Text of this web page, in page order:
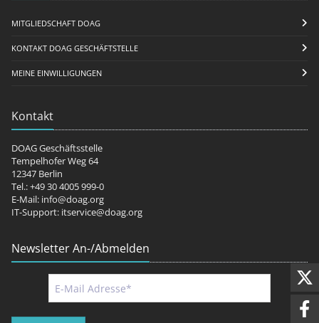
MITGLIEDSCHAFT DOAG
KONTAKT DOAG GESCHÄFTSTELLE
MEINE EINWILLIGUNGEN
Kontakt
DOAG Geschäftsstelle
Tempelhofer Weg 64
12347 Berlin
Tel.: +49 30 4005 999-0
E-Mail: info@doag.org
IT-Support: itservice@doag.org
Newsletter An-/Abmelden